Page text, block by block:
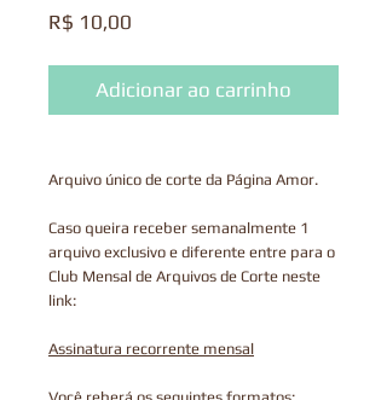
R$ 10,00
Adicionar ao carrinho
Arquivo único de corte da Página Amor.
Caso queira receber semanalmente 1
arquivo exclusivo e diferente entre para o
Club Mensal de Arquivos de Corte neste
link:
Assinatura recorrente mensal